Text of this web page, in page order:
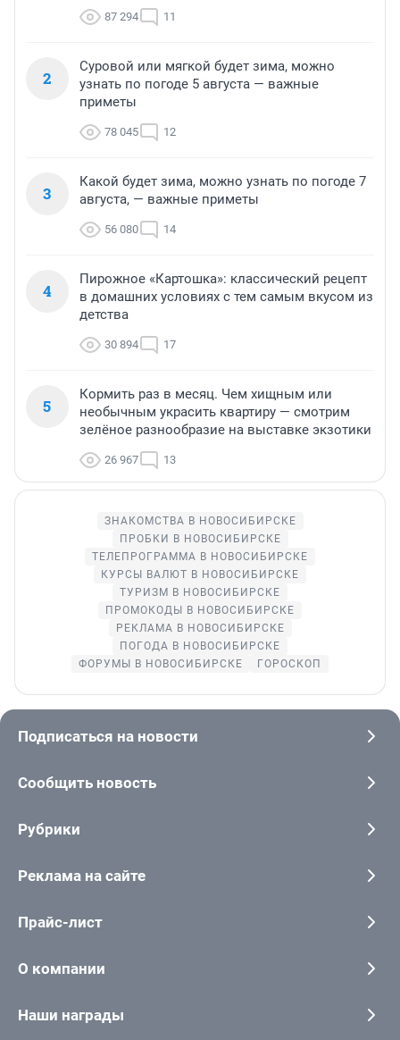
87 294 11
2
Суровой или мягкой будет зима, можно
узнать по погоде 5 августа — важные
приметы
78 045 12
3
Какой будет зима, можно узнать по погоде 7
августа, — важные приметы
56 080 14
4
Пирожное «Картошка»: классический рецепт
в домашних условиях с тем самым вкусом из
детства
30 894 17
5
Кормить раз в месяц. Чем хищным или
необычным украсить квартиру — смотрим
зелёное разнообразие на выставке экзотики
26 967 13
ЗНАКОМСТВА В НОВОСИБИРСКЕ
ПРОБКИ В НОВОСИБИРСКЕ
ТЕЛЕПРОГРАММА В НОВОСИБИРСКЕ
КУРСЫ ВАЛЮТ В НОВОСИБИРСКЕ
ТУРИЗМ В НОВОСИБИРСКЕ
ПРОМОКОДЫ В НОВОСИБИРСКЕ
РЕКЛАМА В НОВОСИБИРСКЕ
ПОГОДА В НОВОСИБИРСКЕ
ФОРУМЫ В НОВОСИБИРСКЕ
ГОРОСКОП
Подписаться на новости
Сообщить новость
Рубрики
Реклама на сайте
Прайс-лист
О компании
Наши награды